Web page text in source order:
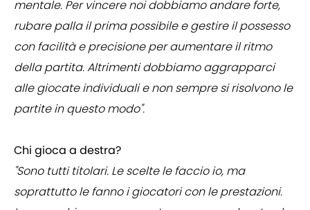
mentale. Per vincere noi dobbiamo andare forte,
rubare palla il prima possibile e gestire il possesso
con facilità e precisione per aumentare il ritmo
della partita. Altrimenti dobbiamo aggrapparci
alle giocate individuali e non sempre si risolvono le
partite in questo modo".
Chi gioca a destra?
"Sono tutti titolari. Le scelte le faccio io, ma
soprattutto le fanno i giocatori con le prestazioni.